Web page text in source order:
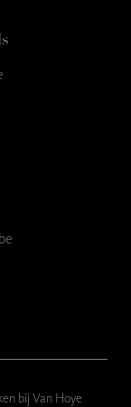
bij Van Hoye